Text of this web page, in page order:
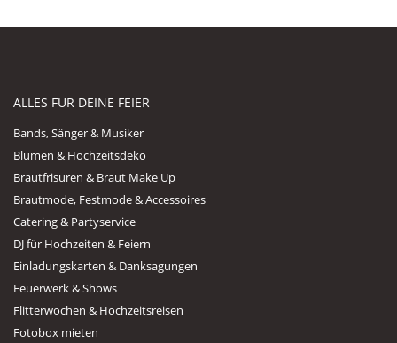
ALLES FÜR DEINE FEIER
Bands, Sänger & Musiker
Blumen & Hochzeitsdeko
Brautfrisuren & Braut Make Up
Brautmode, Festmode & Accessoires
Catering & Partyservice
DJ für Hochzeiten & Feiern
Einladungskarten & Danksagungen
Feuerwerk & Shows
Flitterwochen & Hochzeitsreisen
Fotobox mieten